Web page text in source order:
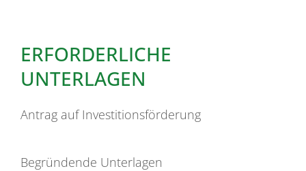
ERFORDERLICHE
UNTERLAGEN
Antrag auf Investitionsförderung
Begründende Unterlagen